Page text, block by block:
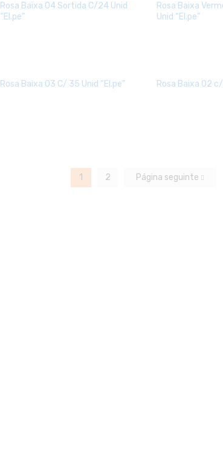
Rosa Baixa 04 Sortida C/24 Unid
“El.pe”
Rosa Baixa
Unid “El.pe”
Rosa Baixa 03 C/ 35 Unid “El.pe” Rosa Baixa 02
1 2 Página seguinte